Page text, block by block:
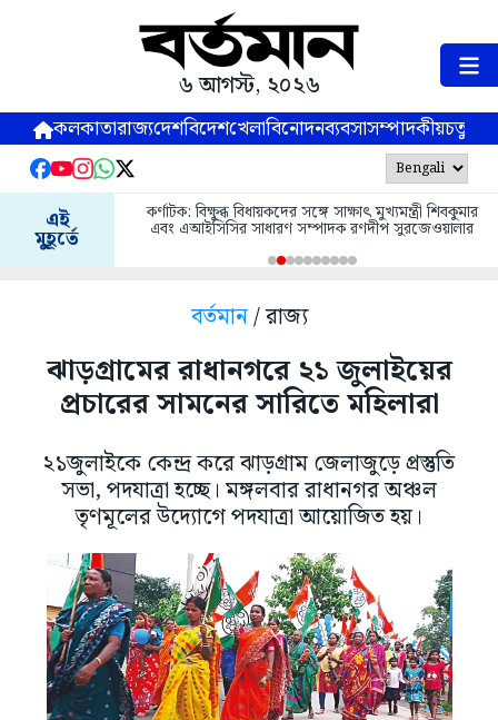
৬ আগস্ট, ২০২৬
কলকাতারাজ্যদেশবিদেশখেলাবিনোদনব্যবসাসম্পাদকীয়
এই
মুহূর্তে
কর্ণাটক: বিক্ষুব্ধ বিধায়কদের সঙ্গে সাক্ষাৎ মুখ্যমন্ত্রী শিবকুমার
এবং এআইসিসির সাধারণ সম্পাদক রণদীপ সুরজেওয়ালার
বর্তমান/ রাজ্য
ঝাড়গ্রামের রাধানগরে ২১ জুলাইয়ের
প্রচারের সামনের সারিতে মহিলারা
২১জুলাইকে কেন্দ্র করে ঝাড়গ্রাম জেলাজুড়ে প্রস্তুতি
সভা, পদযাত্রা হচ্ছে। মঙ্গলবার রাধানগর অঞ্চল
তৃণমূলের উদ্যোগে পদযাত্রা আয়োজিত হয়।